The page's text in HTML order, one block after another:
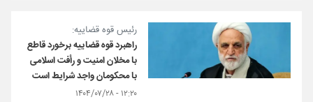
رئیس قوه قضاییه:
راهبرد قوه قضاییه برخورد قاطع
با مخلان امنیت و رأفت اسلامی
با محکومان واجد شرایط است
۱۲:۲۰ - ۱۴۰۴/۰۷/۲۸